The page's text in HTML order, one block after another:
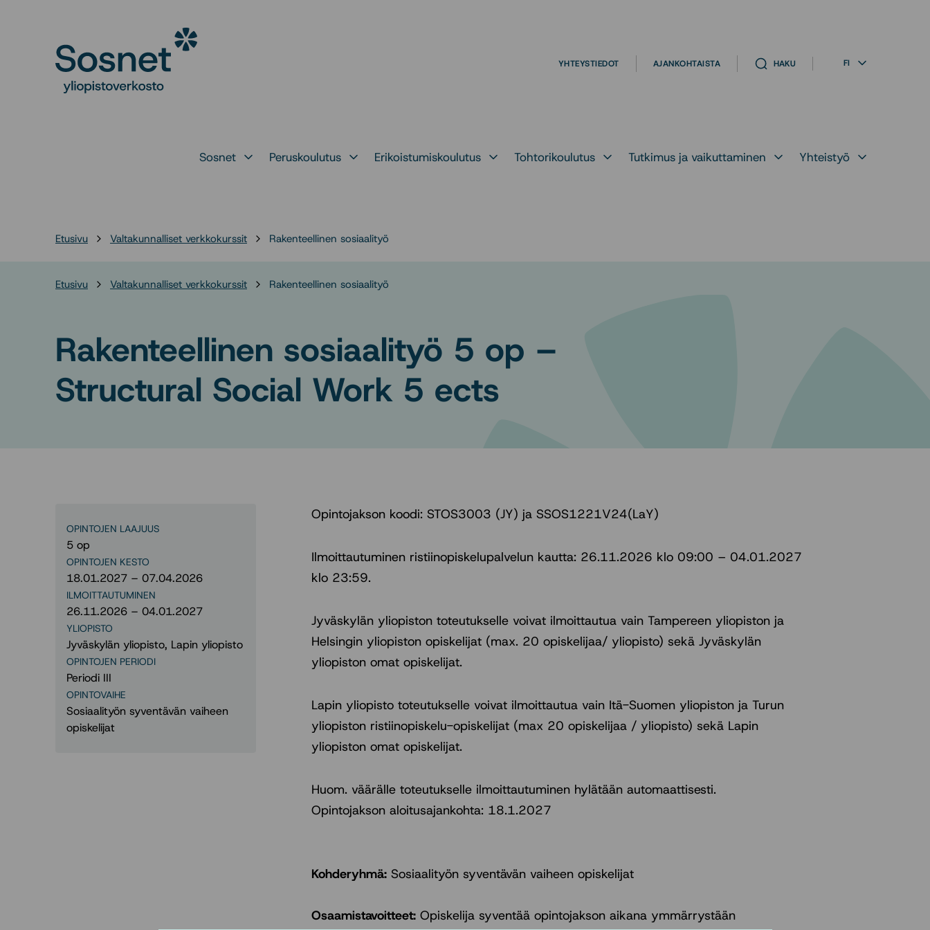
YHTEYSTIEDOT AJANKOHTAISTA HAKU FI
Avaa alavalikko kohteelle
Sosnet
Avaa alavalikko kohteelle
Peruskoulutus
Avaa alavalikko kohteelle
Erikoistumiskoulutus
Avaa alavalikko kohteelle
Tohtorikoulutus
Avaa alavalikko kohteelle
Tutkimus ja vaikuttaminen
Avaa alavalikko
Yhteistyö
Etusivu Valtakunnalliset verkkokurssit Rakenteellinen sosiaalityö
Etusivu Valtakunnalliset verkkokurssit Rakenteellinen sosiaalityö
Rakenteellinen sosiaalityö 5 op –
Structural Social Work 5 ects
OPINTOJEN LAAJUUS
5 op
OPINTOJEN KESTO
18.01.2027 – 07.04.2026
ILMOITTAUTUMINEN
26.11.2026 – 04.01.2027
YLIOPISTO
Jyväskylän yliopisto, Lapin yliopisto
OPINTOJEN PERIODI
Periodi III
OPINTOVAIHE
Sosiaalityön syventävän vaiheen
opiskelijat
Opintojakson koodi: STOS3003 (JY) ja SSOS1221V24(LaY)
Ilmoittautuminen ristiinopiskelupalvelun kautta: 26.11.2026 klo 09:00 – 04.01.2027
klo 23:59.
Jyväskylän yliopiston toteutukselle voivat ilmoittautua vain Tampereen yliopiston ja
Helsingin yliopiston opiskelijat (max. 20 opiskelijaa/ yliopisto) sekä Jyväskylän
yliopiston omat opiskelijat.
Lapin yliopisto toteutukselle voivat ilmoittautua vain Itä-Suomen yliopiston ja Turun
yliopiston ristiinopiskelu-opiskelijat (max 20 opiskelijaa / yliopisto) sekä Lapin
yliopiston omat opiskelijat.
Huom. väärälle toteutukselle ilmoittautuminen hylätään automaattisesti.
Opintojakson aloitusajankohta: 18.1.2027
Kohderyhmä: Sosiaalityön syventävän vaiheen opiskelijat
Osaamistavoitteet: Opiskelija syventää opintojakson aikana ymmärrystään